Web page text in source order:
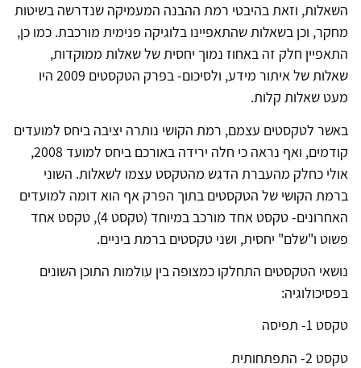
השאלות, וזאת בהיבטי רמת ההבנה המעמיקה שנדרשה בשיטות
מחקר, וכן בשאלות שהתאפיינו בלוגיקה פנימית מורכבת. כמו כן,
התאפיין חלק זה באחוז נמוך יחסית של שאלות ממוקדות,
שאלות של איתור מידע, ולסיכום- בפרק הטקסטים 2009 היו
מעט שאלות קלות.
באשר לטקסטים עצמם, רמת הקושי נותרה יציבה ביחס למועדים
קודמים, ואף נראה כי חלה ירידה באורכם ביחס למועד 2008,
אולי כחלק מהעברת הדגש מהטקסט עצמו לשאלות. השוני
ברמת הקושי של הטקסטים בתוך הפרק אף הוא דומה למועדים
האחרונים- טקסט אחד מורכב במיוחד (טקסט 4), טקסט אחד
פשוט ו"שלם" יחסית, ושני טקסטים ברמת ביניים.
נושאי הטקסטים התחלקו כמצופה בין עולמות התוכן השונים
בפסיכולוגיה:
טקסט 1- תפיסה
טקסט 2- התפתחותית